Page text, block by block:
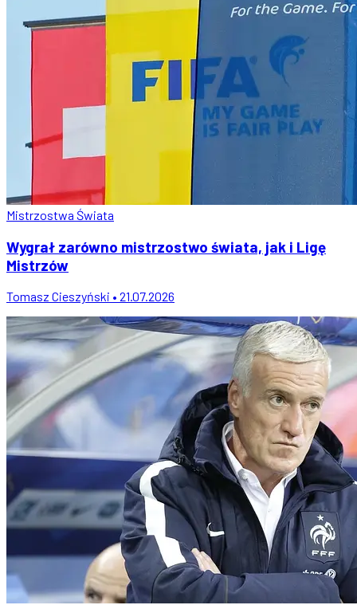
Mistrzostwa Świata
Wygrał zarówno mistrzostwo świata, jak i Ligę
Mistrzów
Tomasz Cieszyński • 21.07.2026